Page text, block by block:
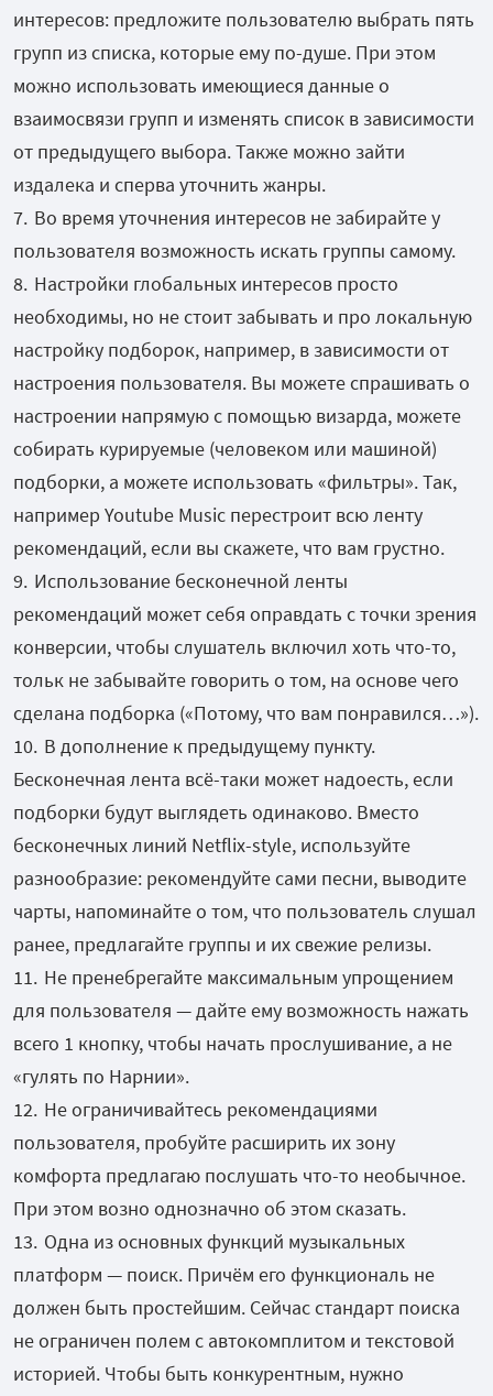
интересов: предложите пользователю выбрать пять
групп из списка, которые ему по-душе. При этом
можно использовать имеющиеся данные о
взаимосвязи групп и изменять список в зависимости
от предыдущего выбора. Также можно зайти
издалека и сперва уточнить жанры.
Во время уточнения интересов не забирайте у
пользователя возможность искать группы самому.
Настройки глобальных интересов просто
необходимы, но не стоит забывать и про локальную
настройку подборок, например, в зависимости от
настроения пользователя. Вы можете спрашивать о
настроении напрямую с помощью визарда, можете
собирать курируемые (человеком или машиной)
подборки, а можете использовать «фильтры». Так,
например Youtube Music перестроит всю ленту
рекомендаций, если вы скажете, что вам грустно.
Использование бесконечной ленты
рекомендаций может себя оправдать с точки зрения
конверсии, чтобы слушатель включил хоть что-то,
тольк не забывайте говорить о том, на основе чего
сделана подборка («Потому, что вам понравился…»).
В дополнение к предыдущему пункту.
Бесконечная лента всё-таки может надоесть, если
подборки будут выглядеть одинаково. Вместо
бесконечных линий Netflix-style, используйте
разнообразие: рекомендуйте сами песни, выводите
чарты, напоминайте о том, что пользователь слушал
ранее, предлагайте группы и их свежие релизы.
Не пренебрегайте максимальным упрощением
для пользователя — дайте ему возможность нажать
всего 1 кнопку, чтобы начать прослушивание, а не
«гулять по Нарнии».
Не ограничивайтесь рекомендациями
пользователя, пробуйте расширить их зону
комфорта предлагаю послушать что-то необычное.
При этом возно однозначно об этом сказать.
Одна из основных функций музыкальных
платформ — поиск. Причём его функциональ не
должен быть простейшим. Сейчас стандарт поиска
не ограничен полем с автокомплитом и текстовой
историей. Чтобы быть конкурентным, нужно